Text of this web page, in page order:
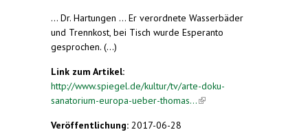
... Dr. Hartungen ... Er verordnete Wasserbäder
und Trennkost, bei Tisch wurde Esperanto
gesprochen. (...)
Link zum Artikel:
http://www.spiegel.de/kultur/tv/arte-doku-
sanatorium-europa-ueber-thomas...(link is
Veröffentlichung: 2017-06-28